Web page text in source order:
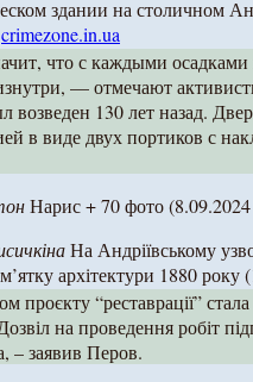
здании на столичном
crimezone.in.ua
что с каждыми осадками
— отмечают
возведен 130 лет назад.
в виде двух портиков с
Нарис + 70 фото
На Андріївському
архітектури 1880 року
проєкту “реставрації”
на проведення робіт
– заявив Перов.